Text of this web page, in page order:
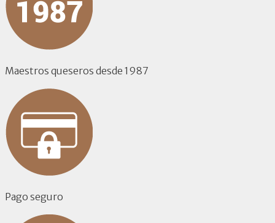
Maestros queseros desde 1987
Pago seguro